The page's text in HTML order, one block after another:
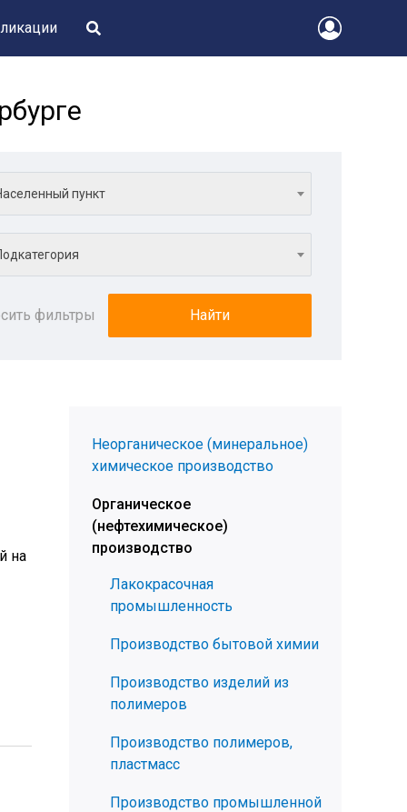
пункт
фильтры
на
Неорганическое (минеральное)
химическое производство
Органическое
(нефтехимическое)
производство
Лакокрасочная
промышленность
Производство бытовой химии
Производство изделий из
полимеров
Производство полимеров,
пластмасс
Производство промышленной